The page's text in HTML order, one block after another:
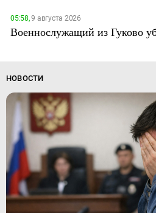
05:58,9 августа 2026
Военнослужащий из Гуково
НОВОСТИ